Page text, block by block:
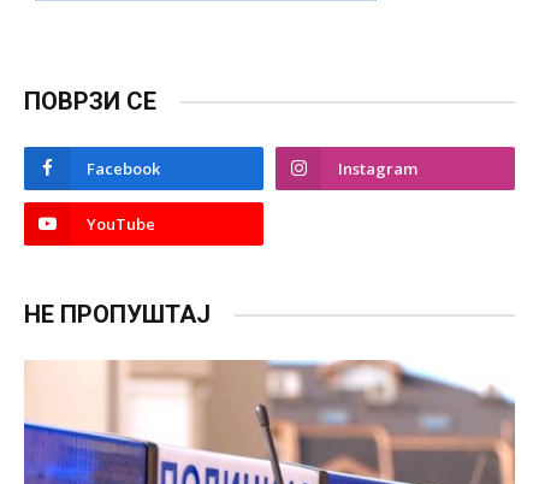
ПОВРЗИ СЕ
Facebook Instagram
YouTube
НЕ ПРОПУШТАЈ